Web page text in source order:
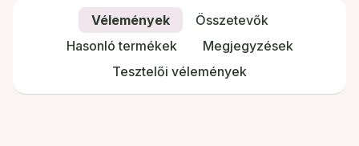
Vélemények
Összetevők
Hasonló termékek
Megjegyzések
Tesztelői vélemények